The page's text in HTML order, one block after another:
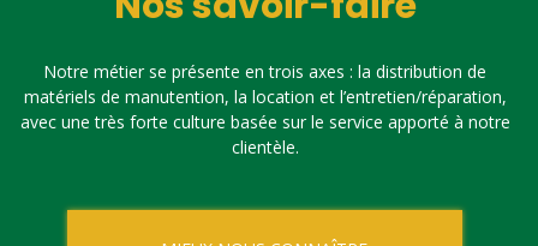
Notre métier se présente en trois axes : la distribution de
matériels de manutention, la location et l’entretien/réparation,
avec une très forte culture basée sur le service apporté à notre
clientèle.